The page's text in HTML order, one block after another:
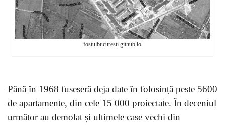
fostulbucuresti.github.io
Până în 1968 fuseseră deja date în folosință peste 5600
de apartamente, din cele 15 000 proiectate. În deceniul
următor au demolat și ultimele case vechi din